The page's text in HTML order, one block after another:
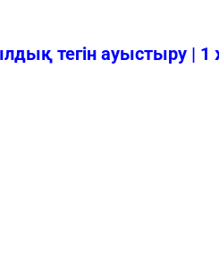
тегін ауыстыру | 1